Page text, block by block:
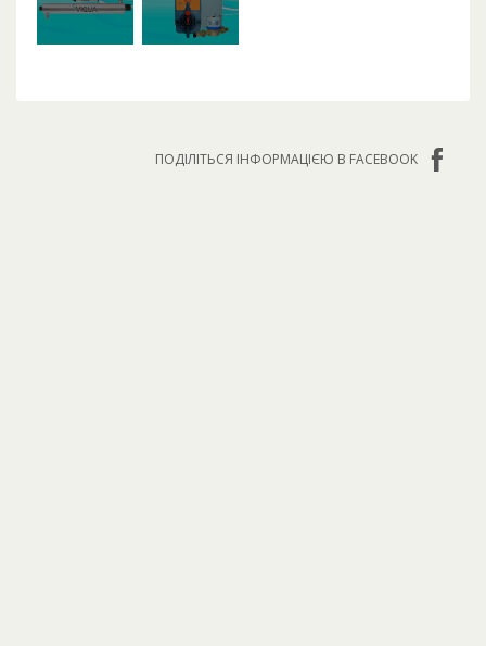
ПОДІЛІТЬСЯ ІНФОРМАЦІЄЮ В FACEBOOK